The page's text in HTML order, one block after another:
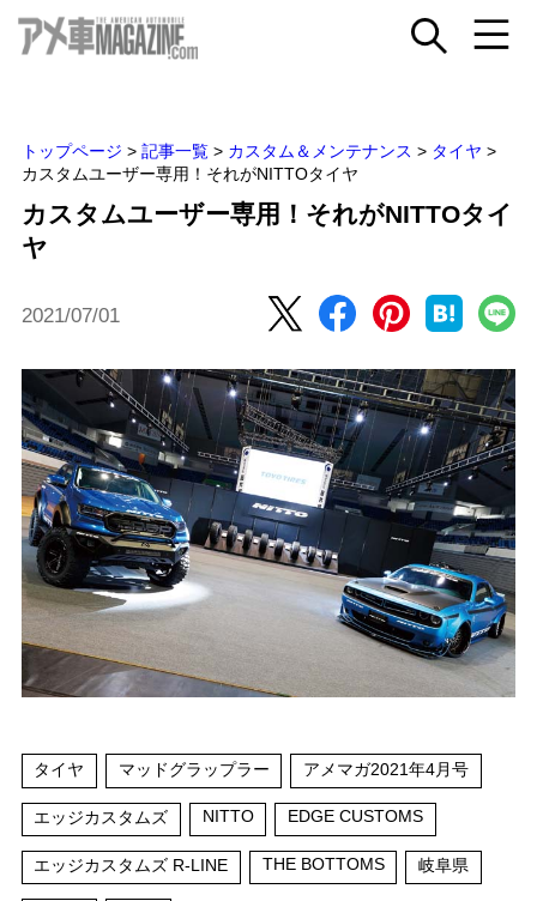
トップページ > 記事一覧 > カスタム＆メンテナンス > タイヤ >
カスタムユーザー専用！それがNITTOタイヤ
カスタムユーザー専用！それがNITTOタイ
ヤ
2021/07/01
タイヤ マッドグラップラー アメマガ2021年4月号
エッジカスタムズ NITTO EDGE CUSTOMS
エッジカスタムズ R-LINE THE BOTTOMS 岐阜県